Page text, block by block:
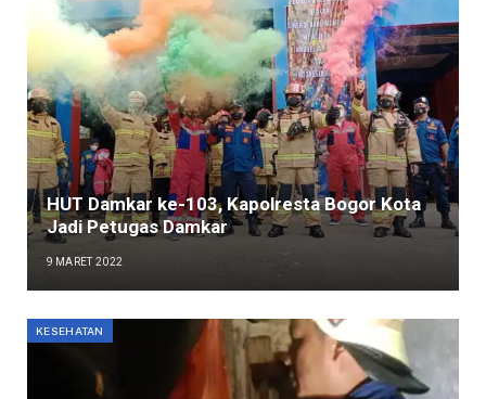
HUT Damkar ke-103, Kapolresta Bogor Kota
Jadi Petugas Damkar
9 MARET 2022
KESEHATAN